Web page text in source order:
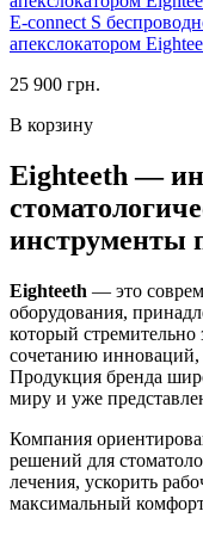
E-connect S
апекслокатором
25 900 грн.
В корзину
Eighteeth —
инструменты
Eighteeth — это
оборудования,
который стремительно
сочетанию инноваций,
Продукция бренда
миру и уже
Компания
решений для
лечения, ускорить
максимальный